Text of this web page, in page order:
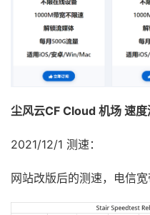
尘风云CF Cloud 机场 速度
2021/12/1 测速：
网站改版后的测速，电信